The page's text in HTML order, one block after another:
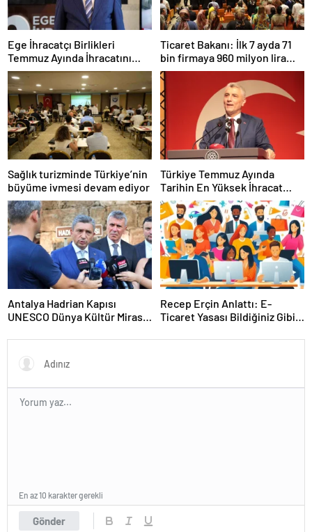
Ege İhracatçı Birlikleri
Temmuz Ayında İhracatını
Artırdı
Ticaret Bakanı: İlk 7 ayda 71
bin firmaya 960 milyon lira
ceza uygulandı
Sağlık turizminde Türkiye’nin
büyüme ivmesi devam ediyor
Türkiye Temmuz Ayında
Tarihin En Yüksek İhracat
Rekorunu Kırdı
Antalya Hadrian Kapısı
UNESCO Dünya Kültür Mirası
Recep Erçin Anlattı: E-
Ticaret Yasası Bildiğiniz Gibi
Gönder
En az 10 karakter gerekli